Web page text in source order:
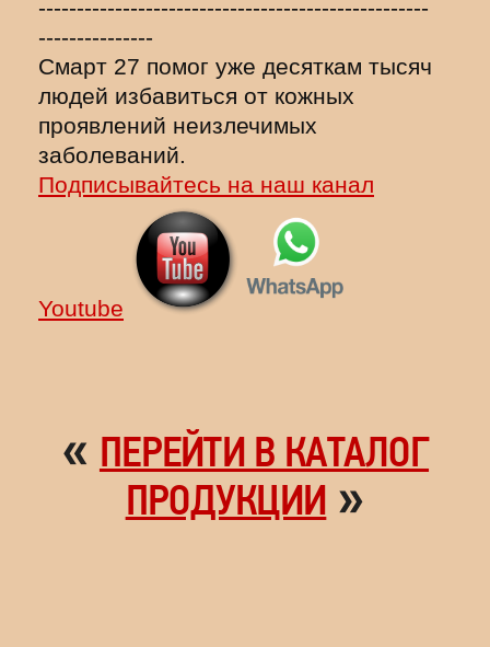
---------------------------------------------------
---------------
Смарт 27 помог уже десяткам тысяч
людей избавиться от кожных
проявлений неизлечимых
заболеваний.
Подписывайтесь на наш канал
Youtube
« ПЕРЕЙТИ В КАТАЛОГ
ПРОДУКЦИИ »